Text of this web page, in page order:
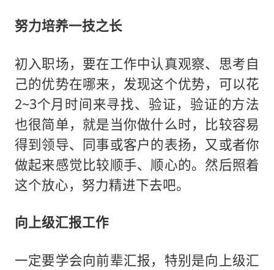
努力培养一技之长
初入职场，要在工作中认真观察、思考自
己的优势在哪来，发现这个优势，可以花
2~3个月时间来寻找、验证，验证的方法
也很简单，就是当你做什么时，比较容易
得到领导、同事或客户的表扬，又或者你
做起来感觉比较顺手、顺心的。然后照着
这个放心，努力精进下去吧。
向上级汇报工作
一定要学会向前辈汇报，特别是向上级汇